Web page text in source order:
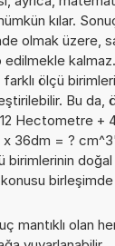
kılar.
olmak üzere,
kalmaz.
ölçü
Bu da,
Hectometre +
36dm = ?
birimlerinin
mantıklı olan